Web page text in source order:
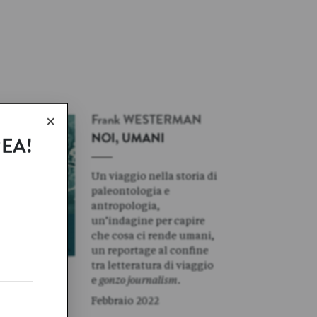
Frank WESTERMAN
NOI, UMANI
Un viaggio nella storia di
paleontologia e
antropologia,
un’indagine per capire
che cosa ci rende umani,
un reportage al confine
tra letteratura di viaggio
egonzo journalism.
Febbraio 2022
×